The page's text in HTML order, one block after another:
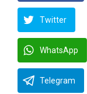
Twitter
WhatsApp
Telegram